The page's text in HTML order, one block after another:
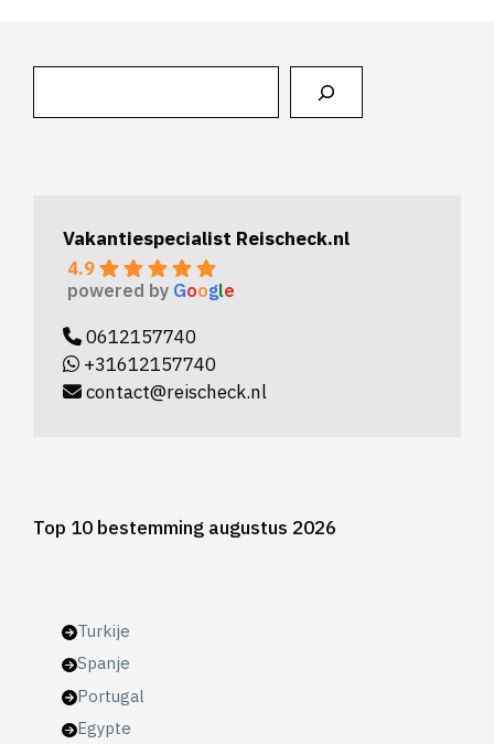
Vakantiespecialist Reischeck.nl
4.9
powered by Google
0612157740
+31612157740
contact@reischeck.nl
Top 10 bestemming augustus 2026
Turkije
Spanje
Portugal
Egypte